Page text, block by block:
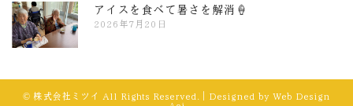
アイスを食べて暑さを解消🍦
2026年7月20日
© 株式会社ミツイ All Rights Reserved.｜Designed by Web Design